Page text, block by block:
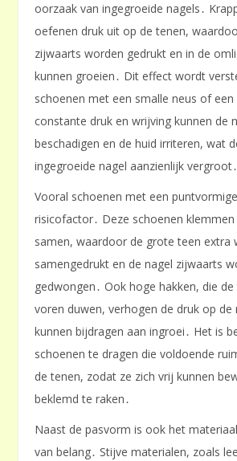
oorzaak van ingegroeide nagels․
oefenen druk uit op de tenen,
zijwaarts worden gedrukt en in de
kunnen groeien․ Dit effect wordt
schoenen met een smalle neus of een
constante druk en wrijving kunnen de
beschadigen en de huid irriteren, wat
ingegroeide nagel aanzienlijk vergroot․
Vooral schoenen met een
risicofactor․ Deze schoenen
samen, waardoor de grote teen extra
samengedrukt en de nagel zijwaarts
gedwongen․ Ook hoge hakken, die
voren duwen, verhogen de druk op de
kunnen bijdragen aan ingroei․ Het is
schoenen te dragen die voldoende
de tenen, zodat ze zich vrij kunnen
beklemd te raken․
Naast de pasvorm is ook het
van belang․ Stijve materialen, zoals